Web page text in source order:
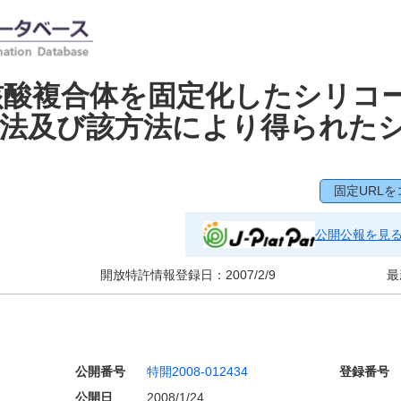
複合体を固定化したシリコ
及び該方法により得られた
固定URLを
公開公報を見
開放特許情報登録日： 2007/2/9
公開番号 特開2008-012434
登録番号
公開日
2008/1/24